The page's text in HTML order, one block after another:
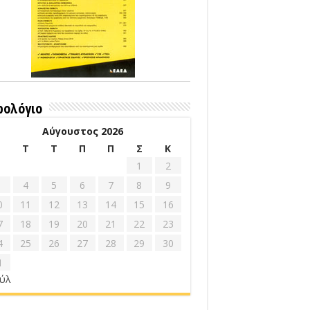
Αύγουστος 2026
Τ Τ Π Π Σ
Κ
1
2
4 5 6 7 8
9
11 12 13 14 15
16
18 19 20 21 22
23
25 26 27 28 29
30